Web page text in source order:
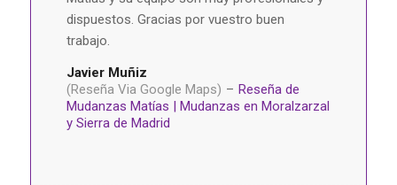
dispuestos. Gracias por vuestro buen
trabajo.
Javier Muñiz
(Reseña Via Google Maps) – Reseña de
Mudanzas Matías | Mudanzas en Moralzarzal
y Sierra de Madrid